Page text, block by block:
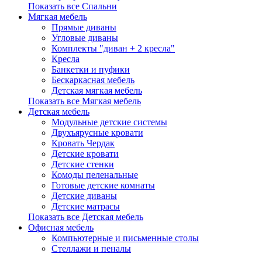
Показать все Спальни
Мягкая мебель
Прямые диваны
Угловые диваны
Комплекты "диван + 2 кресла"
Кресла
Банкетки и пуфики
Бескаркасная мебель
Детская мягкая мебель
Показать все Мягкая мебель
Детская мебель
Модульные детские системы
Двухъярусные кровати
Кровать Чердак
Детские кровати
Детские стенки
Комоды пеленальные
Готовые детские комнаты
Детские диваны
Детские матрасы
Показать все Детская мебель
Офисная мебель
Компьютерные и письменные столы
Стеллажи и пеналы